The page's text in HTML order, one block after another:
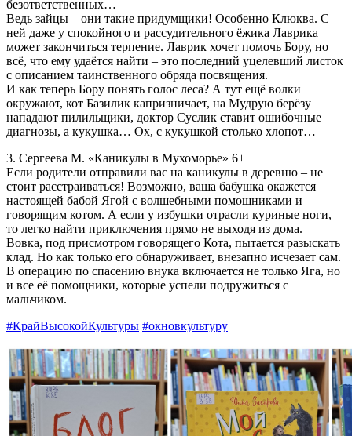
безответственных…
Ведь зайцы – они такие придумщики! Особенно Клюква. С
ней даже у спокойного и рассудительного ёжика Лаврика
может закончиться терпение. Лаврик хочет помочь Бору, но
всё, что ему удаётся найти – это последний уцелевший листок
с описанием таинственного обряда посвящения.
И как теперь Бору понять голос леса? А тут ещё волки
окружают, кот Базилик капризничает, на Мудрую берёзу
нападают пилильщики, доктор Суслик ставит ошибочные
диагнозы, а кукушка… Ох, с кукушкой столько хлопот…
3. Сергеева М. «Каникулы в Мухоморье» 6+
Если родители отправили вас на каникулы в деревню – не
стоит расстраиваться! Возможно, ваша бабушка окажется
настоящей бабой Ягой с волшебными помощниками и
говорящим котом. А если у избушки отрасли куриные ноги,
то легко найти приключения прямо не выходя из дома.
Вовка, под присмотром говорящего Кота, пытается разыскать
клад. Но как только его обнаруживает, внезапно исчезает сам.
В операцию по спасению внука включается не только Яга, но
и все её помощники, которые успели подружиться с
мальчиком.
#КрайВысокойКультуры #окновкультуру